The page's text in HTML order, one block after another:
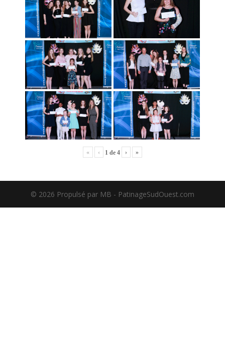
« ‹ 1de 4 › »
©️ 2026 Propulsé par MB - PatinageSudOuest.com